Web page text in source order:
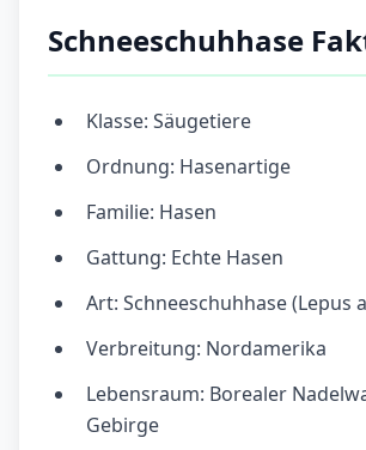
Schneeschuhhase
Klasse: Säugetiere
Ordnung: Hasenartige
Familie: Hasen
Gattung: Echte Hasen
Art: Schneeschuhhase (Lepus
Verbreitung: Nordamerika
Lebensraum: Borealer
Gebirge